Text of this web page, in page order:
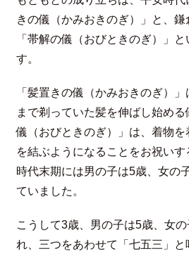
きの儀（かみおきのぎ）」と、
「帯解の儀（おびときのぎ）」
す。
「髪置きの儀（かみおきのぎ）
まで剃っていた髪を伸ばし始め
儀（おびときのぎ）」は、着物
を結ぶようになることをお祝い
時代末期には男の子は5歳、女の
ていました。
こうして3歳、男の子は5歳、女
れ、三つをあわせて「七五三」と